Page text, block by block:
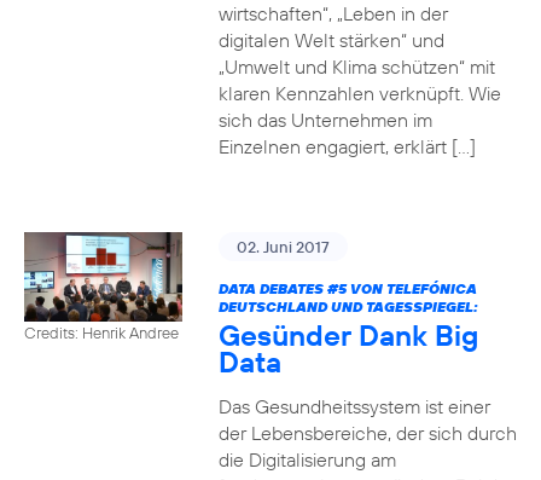
wirtschaften“, „Leben in der
digitalen Welt stärken“ und
„Umwelt und Klima schützen“ mit
klaren Kennzahlen verknüpft. Wie
sich das Unternehmen im
Einzelnen engagiert, erklärt […]
Credits: Henrik Andree
02. Juni 2017
DATA DEBATES #5VON TELEFÓNICA
DEUTSCHLAND UND TAGESSPIEGEL:
Gesünder Dank Big
Data
Das Gesundheitssystem ist einer
der Lebensbereiche, der sich durch
die Digitalisierung am